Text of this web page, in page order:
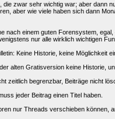
die zwar sehr wichtig war; aber dann
aber wie viele haben sich dann
nach einem guten Forensystem,
nur alle wirklich wichtigen
Keine Historie, keine Möglichkeit
alten Gratisversion keine Historie,
zeitlich begrenzbar, Beiträge nicht
jeder Beitrag einen Titel haben.
nur Threads verschieben können,